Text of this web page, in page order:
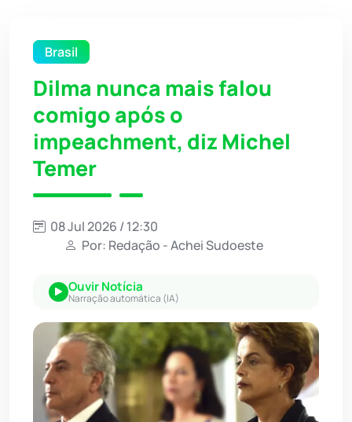
Brasil
Dilma nunca mais falou
comigo após o
impeachment, diz Michel
Temer
08 Jul 2026 / 12:30
Por: Redação - Achei Sudoeste
Ouvir Notícia
Narração automática (IA)